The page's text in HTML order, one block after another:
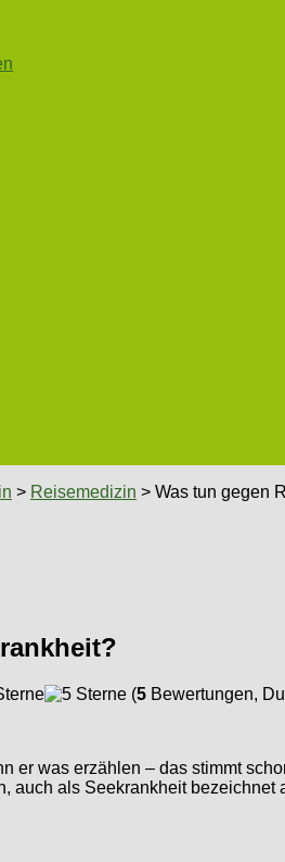
> Reisemedizin > Was tun gegen
(5 Bewertungen,
er was erzählen – das stimmt
auch als Seekrankheit bezeichnet